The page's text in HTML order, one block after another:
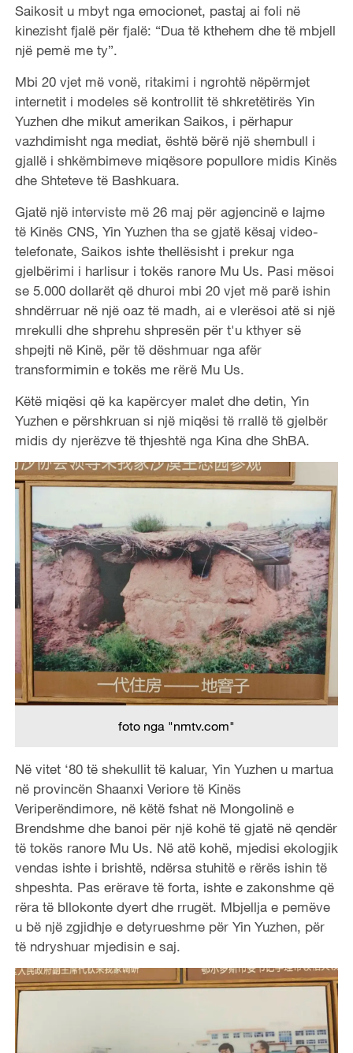
Saikosit u mbyt nga emocionet, pastaj ai foli në
kinezisht fjalë për fjalë: “Dua të kthehem dhe të mbjell
një pemë me ty”.
Mbi 20 vjet më vonë, ritakimi i ngrohtë nëpërmjet
internetit i modeles së kontrollit të shkretëtirës Yin
Yuzhen dhe mikut amerikan Saikos, i përhapur
vazhdimisht nga mediat, është bërë një shembull i
gjallë i shkëmbimeve miqësore popullore midis Kinës
dhe Shteteve të Bashkuara.
Gjatë një interviste më 26 maj për agjencinë e lajme
të Kinës CNS, Yin Yuzhen tha se gjatë kësaj video-
telefonate, Saikos ishte thellësisht i prekur nga
gjelbërimi i harlisur i tokës ranore Mu Us. Pasi mësoi
se 5.000 dollarët që dhuroi mbi 20 vjet më parë ishin
shndërruar në një oaz të madh, ai e vlerësoi atë si një
mrekulli dhe shprehu shpresën për t'u kthyer së
shpejti në Kinë, për të dëshmuar nga afër
transformimin e tokës me rërë Mu Us.
Këtë miqësi që ka kapërcyer malet dhe detin, Yin
Yuzhen e përshkruan si një miqësi të rrallë të gjelbër
midis dy njerëzve të thjeshtë nga Kina dhe ShBA.
foto nga "nmtv.com"
Në vitet ‘80 të shekullit të kaluar, Yin Yuzhen u martua
në provincën Shaanxi Veriore të Kinës
Veriperëndimore, në këtë fshat në Mongolinë e
Brendshme dhe banoi për një kohë të gjatë në qendër
të tokës ranore Mu Us. Në atë kohë, mjedisi ekologjik
vendas ishte i brishtë, ndërsa stuhitë e rërës ishin të
shpeshta. Pas erërave të forta, ishte e zakonshme që
rëra të bllokonte dyert dhe rrugët. Mbjellja e pemëve
u bë një zgjidhje e detyrueshme për Yin Yuzhen, për
të ndryshuar mjedisin e saj.